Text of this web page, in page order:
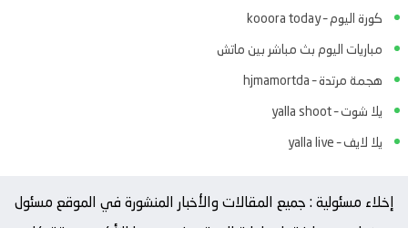
كورة اليوم – kooora today
مباريات اليوم بث مباشر بين ماتش
هجمة مرتدة – hjmamortda
يلا شوت – yalla shoot
يلا لايف – yalla live
إخلاء مسئولية : جميع المقالات والأخبار المنشورة في الموقع مسئول